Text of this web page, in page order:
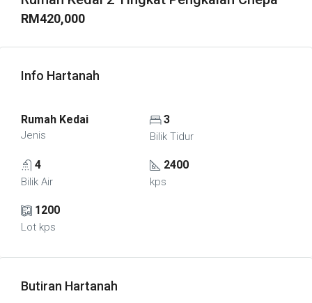
RM420,000
Info Hartanah
Rumah Kedai
Jenis
3
Bilik Tidur
4
Bilik Air
2400
kps
1200
Lot kps
Butiran Hartanah